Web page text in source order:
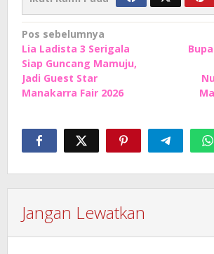
Navigasi
pos
Pos sebelumnya
Lia Ladista 3 Serigala
Siap Guncang Mamuju,
Jadi Guest Star
Manakarra Fair 2026
Jangan Lewatkan